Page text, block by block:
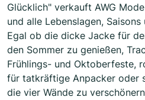
Glücklich" verkauft AWG
und alle Lebenslagen,
Egal ob die dicke Jacke für
den Sommer zu genießen,
Frühlings- und Oktoberfeste,
für tatkräftige Anpacker oder
die vier Wände zu